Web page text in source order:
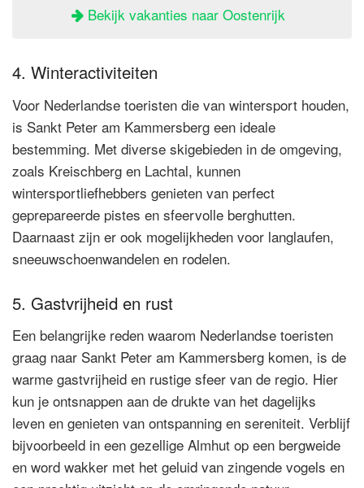
Bekijk vakanties naar Oostenrijk
4. Winteractiviteiten
Voor Nederlandse toeristen die van wintersport houden,
is Sankt Peter am Kammersberg een ideale
bestemming. Met diverse skigebieden in de omgeving,
zoals Kreischberg en Lachtal, kunnen
wintersportliefhebbers genieten van perfect
geprepareerde pistes en sfeervolle berghutten.
Daarnaast zijn er ook mogelijkheden voor langlaufen,
sneeuwschoenwandelen en rodelen.
5. Gastvrijheid en rust
Een belangrijke reden waarom Nederlandse toeristen
graag naar Sankt Peter am Kammersberg komen, is de
warme gastvrijheid en rustige sfeer van de regio. Hier
kun je ontsnappen aan de drukte van het dagelijks
leven en genieten van ontspanning en sereniteit. Verblijf
bijvoorbeeld in een gezellige Almhut op een bergweide
en word wakker met het geluid van zingende vogels en